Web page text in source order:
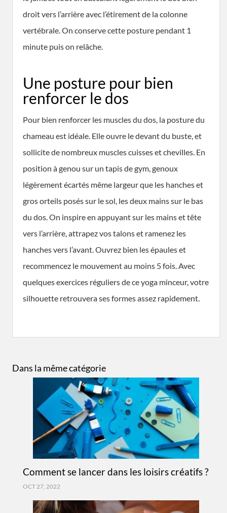
droit vers l’arrière avec l’étirement de la colonne
vertébrale. On conserve cette posture pendant 1
minute puis on relâche.
Une posture pour bien
renforcer le dos
Pour bien renforcer les muscles du dos, la posture du
chameau est idéale. Elle ouvre le devant du buste, et
sollicite de nombreux muscles cuisses et chevilles. En
position à genou sur un tapis de gym, genoux
légèrement écartés même largeur que les hanches et
gros orteils posés sur le sol, les deux mains sur le bas
du dos. On inspire en appuyant sur les mains et tête
vers l’arrière, attrapez vos talons et ramenez les
hanches vers l’avant. Ouvrez bien les épaules et
recommencez le mouvement au moins 5 fois. Avec
quelques exercices réguliers de ce yoga minceur, votre
silhouette retrouvera ses formes assez rapidement.
Dans la même catégorie
Comment se lancer dans les loisirs créatifs ?
OCT 27, 2022